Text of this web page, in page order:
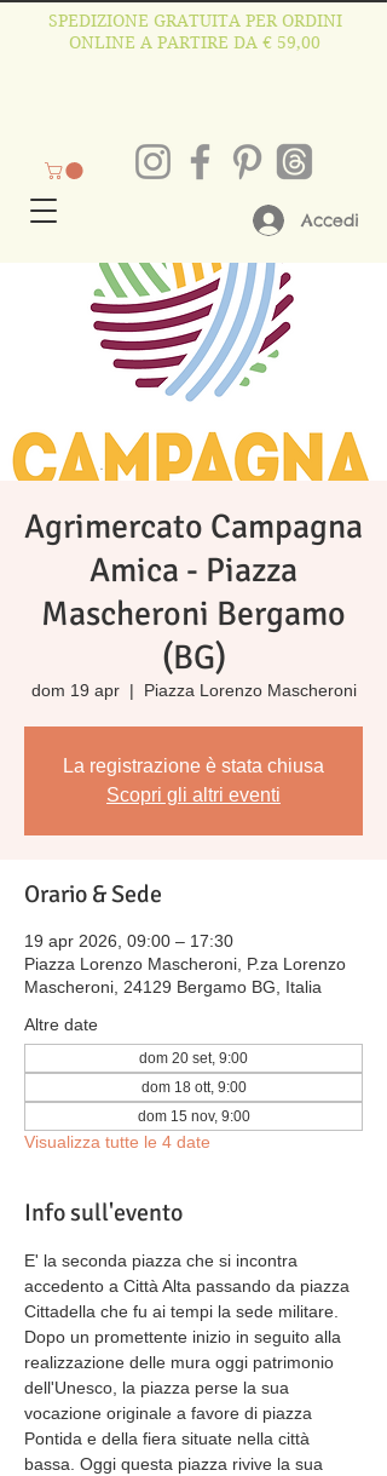
SPEDIZIONE GRATUITA PER ORDINI
ONLINE A PARTIRE DA € 59,00
Accedi
Agrimercato Campagna
Amica - Piazza
Mascheroni Bergamo
(BG)
dom 19 apr
  |
Piazza Lorenzo Mascheroni
La registrazione è stata chiusa
Scopri gli altri eventi
Orario & Sede
19 apr 2026, 09:00 – 17:30
Piazza Lorenzo Mascheroni, P.za Lorenzo
Mascheroni, 24129 Bergamo BG, Italia
Altre date
dom 20 set, 9:00
dom 18 ott, 9:00
dom 15 nov, 9:00
Visualizza tutte le 4 date
Info sull'evento
E' la seconda piazza che si incontra
accedento a Città Alta passando da piazza
Cittadella che fu ai tempi la sede militare.
Dopo un promettente inizio in seguito alla
realizzazione delle mura oggi patrimonio
dell'Unesco, la piazza perse la sua
vocazione originale a favore di piazza
Pontida e della fiera situate nella città
bassa. Oggi questa piazza rivive la sua